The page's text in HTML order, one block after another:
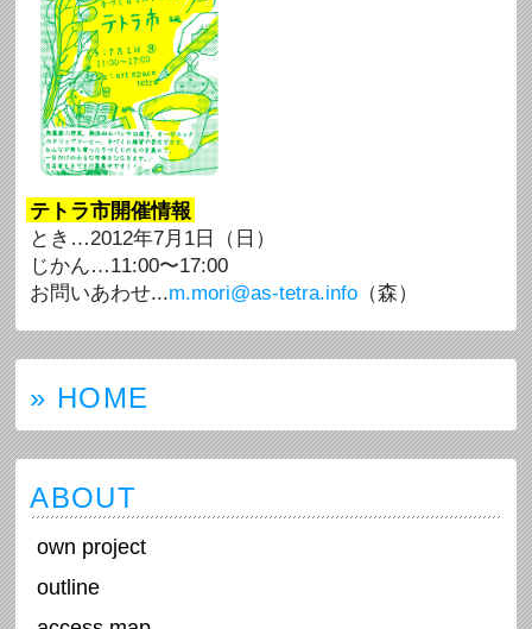
テトラ市開催情報
とき…2012年7月1日（日）
じかん…11:00〜17:00
お問いあわせ...m.mori@as-tetra.info （森）
» HOME
ABOUT
own project
outline